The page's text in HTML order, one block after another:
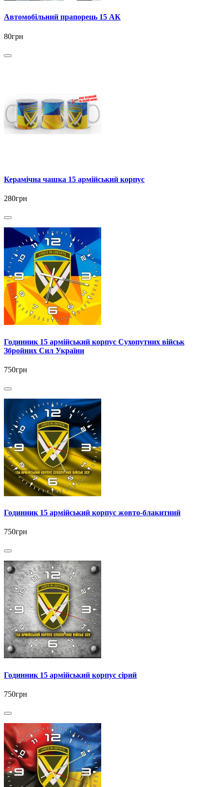
Автомобільний прапорець 15 АК
80грн
Керамічна чашка 15 армійський корпус
280грн
Годинник 15 армійський корпус Сухопутних військ
Збройних Сил України
750грн
Годинник 15 армійський корпус жовто-блакитний
750грн
Годинник 15 армійський корпус сірий
750грн